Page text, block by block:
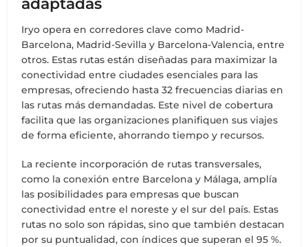
adaptadas
Iryo opera en corredores clave como Madrid-
Barcelona, Madrid-Sevilla y Barcelona-Valencia, entre
otros. Estas rutas están diseñadas para maximizar la
conectividad entre ciudades esenciales para las
empresas, ofreciendo hasta 32 frecuencias diarias en
las rutas más demandadas. Este nivel de cobertura
facilita que las organizaciones planifiquen sus viajes
de forma eficiente, ahorrando tiempo y recursos.
La reciente incorporación de rutas transversales,
como la conexión entre Barcelona y Málaga, amplía
las posibilidades para empresas que buscan
conectividad entre el noreste y el sur del país. Estas
rutas no solo son rápidas, sino que también destacan
por su puntualidad, con índices que superan el 95 %.